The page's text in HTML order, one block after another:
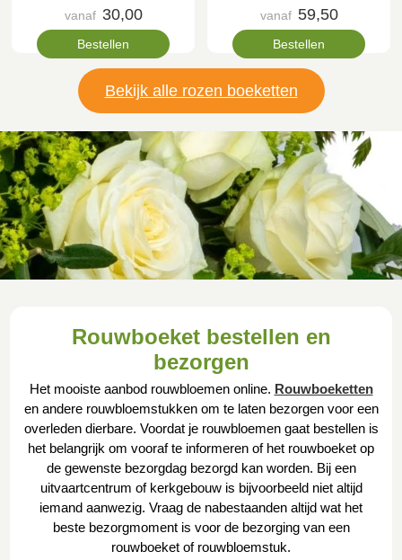
vanaf 30,00
Bestellen
vanaf 59,50
Bestellen
Bekijk alle rozen boeketten
Rouwboeket bestellen en
bezorgen
Het mooiste aanbod rouwbloemen online. Rouwboeketten
en andere rouwbloemstukken om te laten bezorgen voor een
overleden dierbare. Voordat je rouwbloemen gaat bestellen is
het belangrijk om vooraf te informeren of het rouwboeket op
de gewenste bezorgdag bezorgd kan worden. Bij een
uitvaartcentrum of kerkgebouw is bijvoorbeeld niet altijd
iemand aanwezig. Vraag de nabestaanden altijd wat het
beste bezorgmoment is voor de bezorging van een
rouwboeket of rouwbloemstuk.